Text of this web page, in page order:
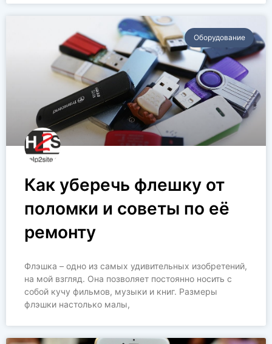
Оборудование
Как уберечь флешку от
поломки и советы по её
ремонту
Флэшка – одно из самых удивительных изобретений,
на мой взгляд. Она позволяет постоянно носить с
собой кучу фильмов, музыки и книг. Размеры
флэшки настолько малы,